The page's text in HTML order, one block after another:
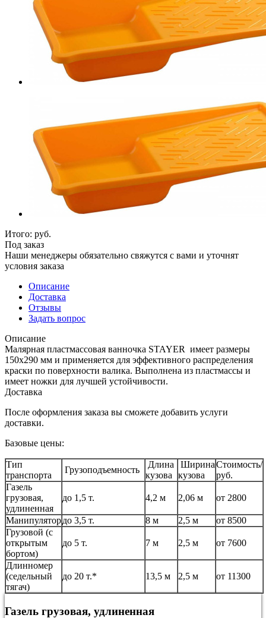
Итого: руб.
Под заказ
Наши менеджеры обязательно свяжутся с вами и уточнят
условия заказа
Описание
Доставка
Отзывы
Задать вопрос
Описание
Малярная пластмассовая ванночка STAYER имеет размеры
150х290 мм и применяется для эффективного распределения
краски по поверхности валика. Выполнена из пластмассы и
имеет ножки для лучшей устойчивости.
Доставка
После оформления заказа вы сможете добавить услуги
доставки.
Базовые цены:
Тип
транспорта
Грузоподъемность
Длина
кузова
Ширина
кузова
Стоимость/
руб.
Газель
грузовая,
удлиненная
до 1,5 т. 4,2 м 2,06 м от 2800
Манипулятордо 3,5 т. 8 м 2,5 м
от 8500
Грузовой (с
открытым
бортом)
до 5 т. 7 м 2,5 м от 7600
Длинномер
(седельный
тягач)
до 20 т.* 13,5 м 2,5 м от 11300
Газель грузовая, удлиненная